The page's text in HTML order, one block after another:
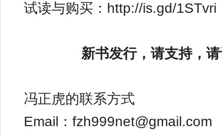
试读与购买： http://is.gd/1STvri
新书发行，请支持，
冯正虎的联系方式
Email： fzh999net@gmail.com